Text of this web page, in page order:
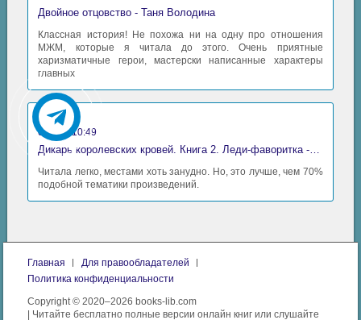
Двойное отцовство - Таня Володина
Классная история! Не похожа ни на одну про отношения
МЖМ, которые я читала до этого. Очень приятные
харизматичные герои, мастерски написанные характеры
главных
Аида
06 май 10:49
Читала легко, местами хоть занудно. Но, это лучше, чем 70%
подобной тематики произведений.
Главная
Для правообладателей
Политика конфиденциальности
Copyright © 2020–2026 books-lib.com
| Читайте бесплатно полные версии онлайн книг или слушайте